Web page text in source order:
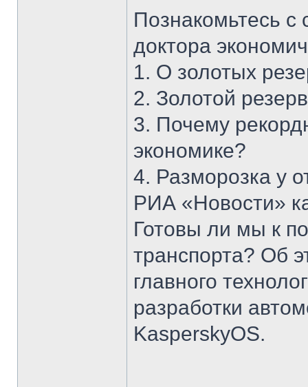
Познакомьтесь с
доктора
1. О золотых
2. Золотой
3. Почему
экономике?
4. Разморозка у
РИА «Новости»
Готовы ли мы к
транспорта? Об
главного
разработки
KasperskyOS.